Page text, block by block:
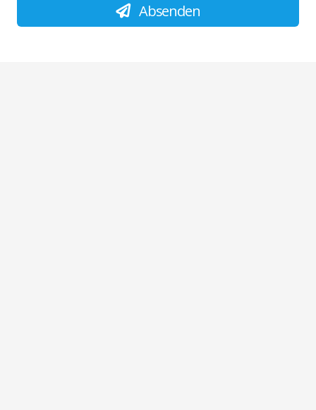
Absenden